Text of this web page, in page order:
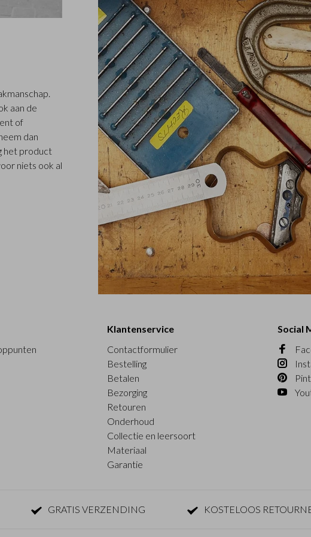
aan de
of
dan
het product
niets ook al
Klantenservice
Contactformulier
Bestelling
Betalen
Bezorging
Retouren
Onderhoud
Collectie en leersoort
Materiaal
Garantie
Social
GRATIS VERZENDING KOSTELOOS